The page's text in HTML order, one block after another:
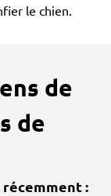
le chien.
de
de
: